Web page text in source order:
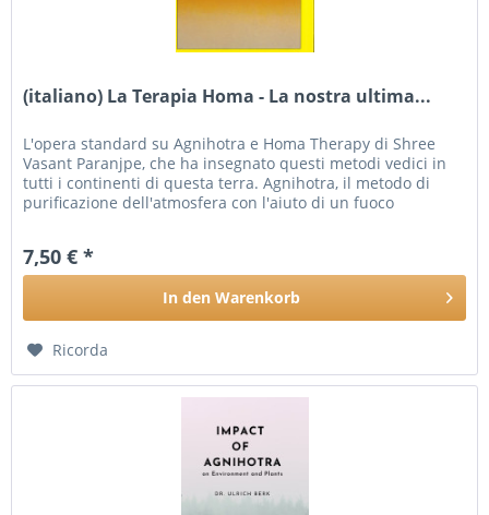
(italiano) La Terapia Homa - La nostra ultima...
L'opera standard su Agnihotra e Homa Therapy di Shree
Vasant Paranjpe, che ha insegnato questi metodi vedici in
tutti i continenti di questa terra. Agnihotra, il metodo di
purificazione dell'atmosfera con l'aiuto di un fuoco
7,50 € *
In den Warenkorb
Ricorda